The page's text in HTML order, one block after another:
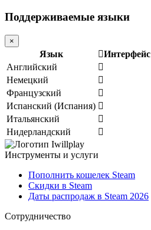
Поддерживаемые языки
×
Язык Интерфейс
Английский
Немецкий
Французский
Испанский (Испания)
Итальянский
Нидерландский
Инструменты и услуги
Пополнить кошелек Steam
Скидки в Steam
Даты распродаж в Steam 2026
Сотрудничество